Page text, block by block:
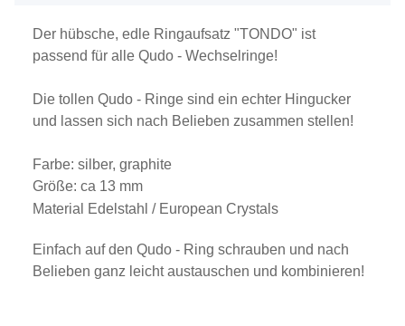
Der hübsche, edle Ringaufsatz "TONDO" ist
passend für alle Qudo - Wechselringe!
Die tollen Qudo - Ringe sind ein echter Hingucker
und lassen sich nach Belieben zusammen stellen!
Farbe: silber, graphite
Größe: ca 13 mm
Material Edelstahl / European Crystals
Einfach auf den Qudo - Ring schrauben und nach
Belieben ganz leicht austauschen und kombinieren!